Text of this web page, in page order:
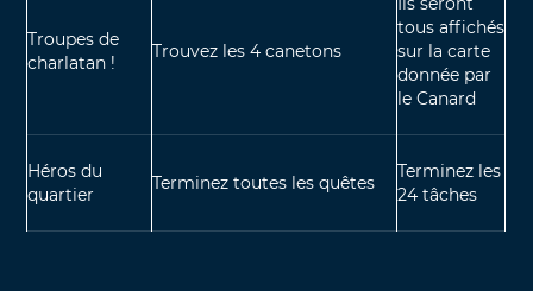
Troupes de
charlatan !
Trouvez les 4 canetons
tous affichés
sur la carte
donnée par
le Canard
Héros du
quartier
Terminez toutes les quêtes
Terminez les
24 tâches